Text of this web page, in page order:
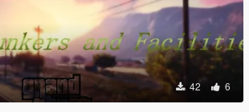
42 6